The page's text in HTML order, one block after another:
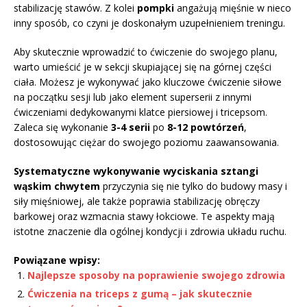
stabilizację stawów. Z kolei pompki angażują mięśnie w nieco
inny sposób, co czyni je doskonałym uzupełnieniem treningu.
Aby skutecznie wprowadzić to ćwiczenie do swojego planu,
warto umieścić je w sekcji skupiającej się na górnej części
ciała. Możesz je wykonywać jako kluczowe ćwiczenie siłowe
na początku sesji lub jako element superserii z innymi
ćwiczeniami dedykowanymi klatce piersiowej i tricepsom.
Zaleca się wykonanie 3-4 serii po 8-12 powtórzeń,
dostosowując ciężar do swojego poziomu zaawansowania.
Systematyczne wykonywanie wyciskania sztangi
wąskim chwytem przyczynia się nie tylko do budowy masy i
siły mięśniowej, ale także poprawia stabilizację obręczy
barkowej oraz wzmacnia stawy łokciowe. Te aspekty mają
istotne znaczenie dla ogólnej kondycji i zdrowia układu ruchu.
Powiązane wpisy:
Najlepsze sposoby na poprawienie swojego zdrowia
Ćwiczenia na triceps z gumą – jak skutecznie